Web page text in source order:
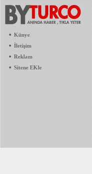
• Künye
• İletişim
• Reklam
• Sitene EKle